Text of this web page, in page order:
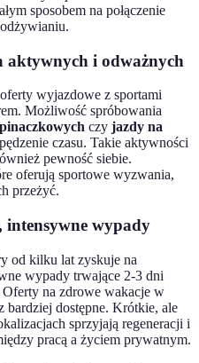
sposobem na połączenie
aktywnych i odważnych
wyjazdowe z sportami
Możliwość spróbowania
czy jazdy na
czasu. Takie aktywności
pewność siebie.
oferują sportowe wyzwania,
przeżyć.
wypady
od kilku lat zyskuje na
wypady trwające 2-3 dni
Oferty na zdrowe wakacje w
bardziej dostępne. Krótkie, ale
sprzyjają regeneracji i
pracą a życiem prywatnym.